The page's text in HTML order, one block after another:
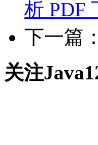
析 PDF
下一篇：
关注